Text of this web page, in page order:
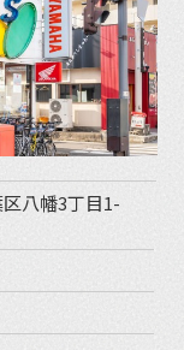
八幡3丁目1-